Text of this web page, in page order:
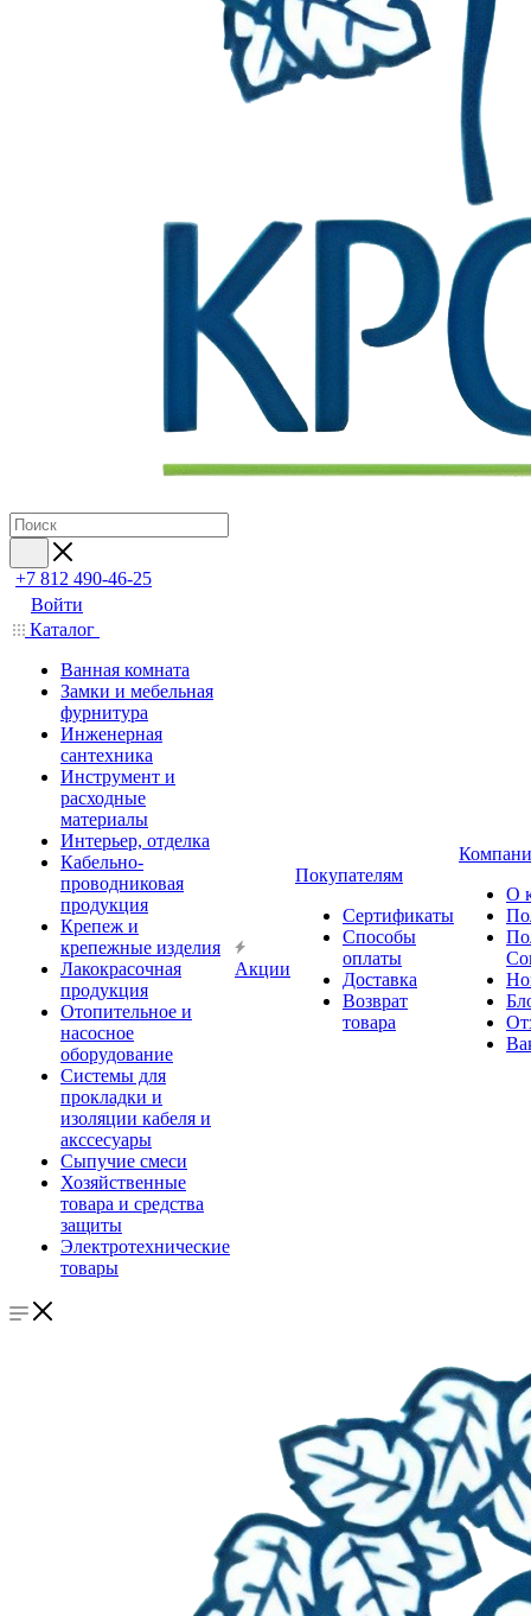
+7 812 490-46-25
Войти
Каталог
Ванная комната
Замки и мебельная
фурнитура
Инженерная
сантехника
Инструмент и
расходные
материалы
Интерьер, отделка
Кабельно-
проводниковая
продукция
Крепеж и
крепежные изделия
Лакокрасочная
продукция
Отопительное и
насосное
оборудование
Системы для
прокладки и
изоляции кабеля и
акссесуары
Сыпучие смеси
Хозяйственные
товара и средства
защиты
Электротехнические
товары
Акции
Покупателям
Сертификаты
Способы
оплаты
Доставка
Возврат
товара
О